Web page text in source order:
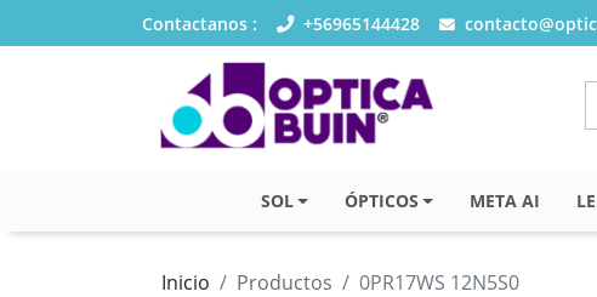
Contactanos : +56965144428
SOL ÓPTICOS META AI
Inicio Productos 0PR17WS 12N5S0